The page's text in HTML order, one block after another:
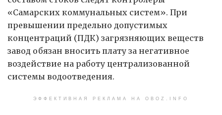
«Самарских коммунальных систем». При
превышении предельно допустимых
концентраций (ПДК) загрязняющих веществ
завод обязан вносить плату за негативное
воздействие на работу централизованной
системы водоотведения.
ЭФФЕКТИВНАЯ РЕКЛАМА НА OBOZ.INFO